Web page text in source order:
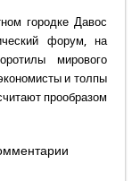
городке Давос
форум, на
мирового
и толпы
прообразом
четверть века